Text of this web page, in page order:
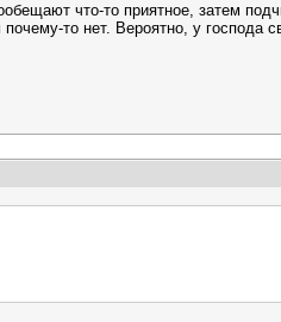
что-то приятное, затем
то нет. Вероятно, у господа